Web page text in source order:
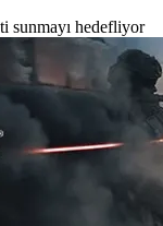
sunmayı hedefliyor